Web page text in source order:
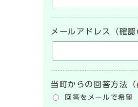
メールアドレス（確
当町からの回答方法 （
回答をメールで希望